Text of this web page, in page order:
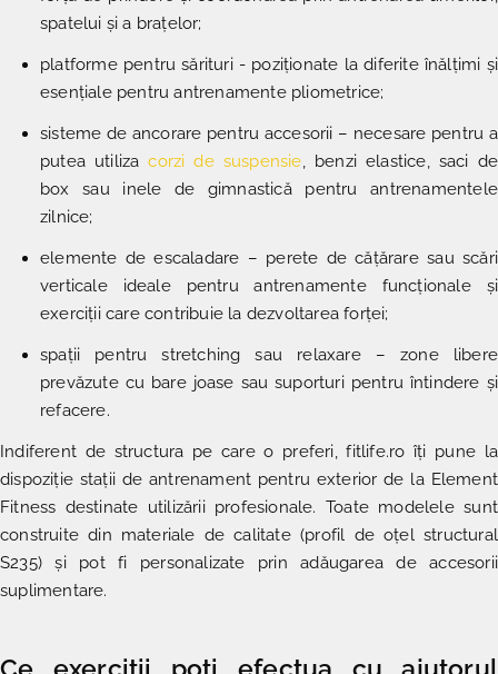
spatelui și a brațelor;
platforme pentru sărituri - poziționate la diferite înălțimi și
esențiale pentru antrenamente pliometrice;
sisteme de ancorare pentru accesorii – necesare pentru a
putea utilizacorzi de suspensie, benzi elastice, saci de
box sau inele de gimnastică pentru antrenamentele
zilnice;
elemente de escaladare – perete de cățărare sau scări
verticale ideale pentru antrenamente funcționale și
exerciții care contribuie la dezvoltarea forței;
spații pentru stretching sau relaxare – zone libere
prevăzute cu bare joase sau suporturi pentru întindere și
refacere.
Indiferent de structura pe care o preferi, fitlife.ro îți pune la
dispoziție stații de antrenament pentru exterior de la Element
Fitness destinate utilizării profesionale. Toate modelele sunt
construite din materiale de calitate (profil de oțel structural
S235) și pot fi personalizate prin adăugarea de accesorii
suplimentare.
Ce exerciții poți efectua cu ajutorul